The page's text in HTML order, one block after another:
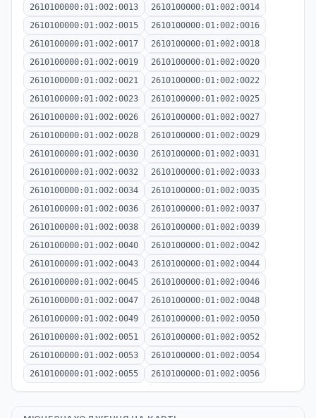
2610100000:01:002:0013
2610100000:01:002:0014
2610100000:01:002:0015
2610100000:01:002:0016
2610100000:01:002:0017
2610100000:01:002:0018
2610100000:01:002:0019
2610100000:01:002:0020
2610100000:01:002:0021
2610100000:01:002:0022
2610100000:01:002:0023
2610100000:01:002:0025
2610100000:01:002:0026
2610100000:01:002:0027
2610100000:01:002:0028
2610100000:01:002:0029
2610100000:01:002:0030
2610100000:01:002:0031
2610100000:01:002:0032
2610100000:01:002:0033
2610100000:01:002:0034
2610100000:01:002:0035
2610100000:01:002:0036
2610100000:01:002:0037
2610100000:01:002:0038
2610100000:01:002:0039
2610100000:01:002:0040
2610100000:01:002:0042
2610100000:01:002:0043
2610100000:01:002:0044
2610100000:01:002:0045
2610100000:01:002:0046
2610100000:01:002:0047
2610100000:01:002:0048
2610100000:01:002:0049
2610100000:01:002:0050
2610100000:01:002:0051
2610100000:01:002:0052
2610100000:01:002:0053
2610100000:01:002:0054
2610100000:01:002:0055
2610100000:01:002:0056